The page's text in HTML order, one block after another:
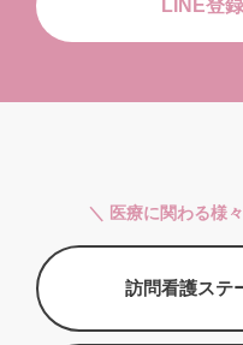
LINE登
＼ 医療に関わる様
訪問看護ステ